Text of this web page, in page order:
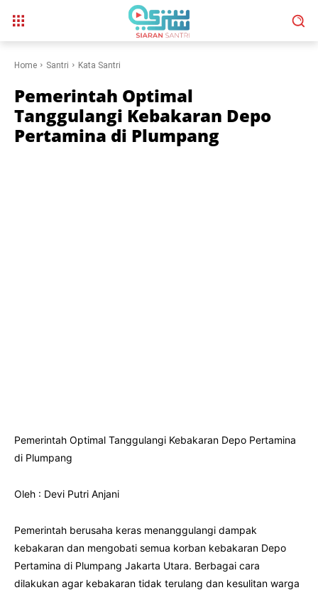
Home Santri Kata Santri
Pemerintah Optimal
Tanggulangi Kebakaran Depo
Pertamina di Plumpang
Pemerintah Optimal Tanggulangi Kebakaran Depo Pertamina
di Plumpang
Oleh : Devi Putri Anjani
Pemerintah berusaha keras menanggulangi dampak
kebakaran dan mengobati semua korban kebakaran Depo
Pertamina di Plumpang Jakarta Utara. Berbagai cara
dilakukan agar kebakaran tidak terulang dan kesulitan warga